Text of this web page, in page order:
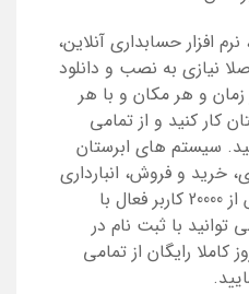
افزار حسابداری آنلاین،
نیازی به نصب و دانلود
زمان و هر مکان و با هر
کار کنید و از تمامی
سیستم های ابرستان
خرید و فروش، انبارداری
و مدیریت تولید است. بیش از 20000 کاربر فعال با
توانید با ثبت نام در
ابرستان به مدت 14 روز کاملا رایگان از تمامی